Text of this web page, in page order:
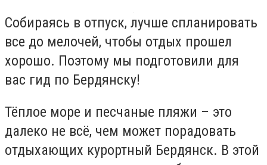
Собираясь в отпуск, лучше спланировать
все до мелочей, чтобы отдых прошел
хорошо. Поэтому мы подготовили для
вас гид по Бердянску!
Тёплое море и песчаные пляжи – это
далеко не всё, чем может порадовать
отдыхающих курортный Бердянск. В этой